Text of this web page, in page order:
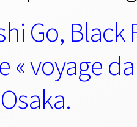
Go, Black
voyage